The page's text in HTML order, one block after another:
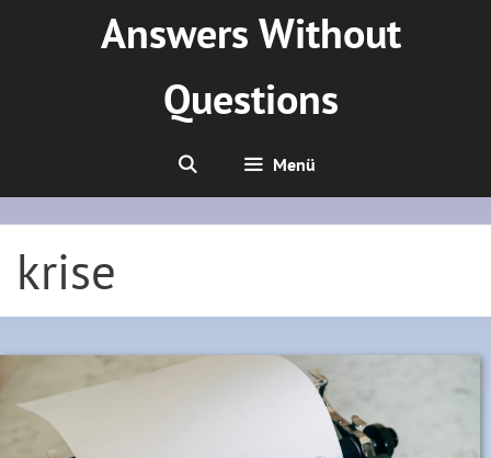
Answers Without
Questions
Menü
krise